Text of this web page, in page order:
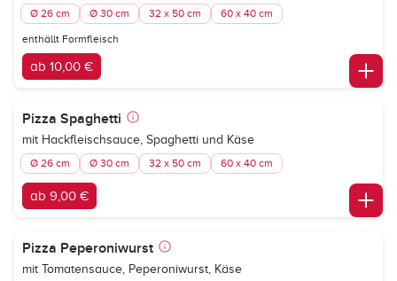
Ø 26 cm Ø 30 cm 32 x 50 cm 60 x 40 cm
enthällt Formfleisch
ab 10,00 €
Pizza Spaghetti
mit Hackfleischsauce, Spaghetti und Käse
Ø 26 cm Ø 30 cm 32 x 50 cm 60 x 40 cm
ab 9,00 €
Pizza Peperoniwurst
mit Tomatensauce, Peperoniwurst, Käse